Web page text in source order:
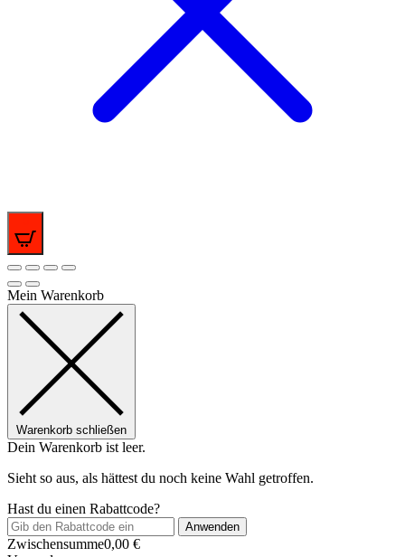
Mein Warenkorb
Warenkorb schließen
Dein Warenkorb ist leer.
Sieht so aus, als hättest du noch keine Wahl getroffen.
Hast du einen Rabattcode?
Anwenden
Zwischensumme0,00 €